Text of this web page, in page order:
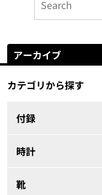
アーカイブ
カテゴリから探す
付録
時計
靴